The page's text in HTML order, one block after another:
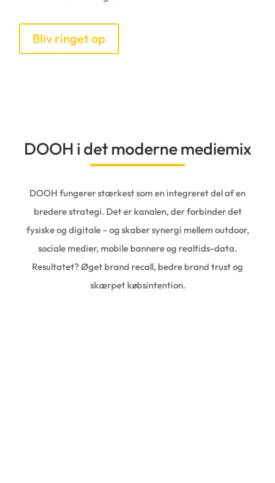
Bliv ringet op
DOOH i det moderne mediemix
DOOH fungerer stærkest som en integreret del af en
bredere strategi. Det er kanalen, der forbinder det
fysiske og digitale – og skaber synergi mellem outdoor,
sociale medier, mobile bannere og realtids-data.
Resultatet? Øget brand recall, bedre brand trust og
skærpet købsintention.